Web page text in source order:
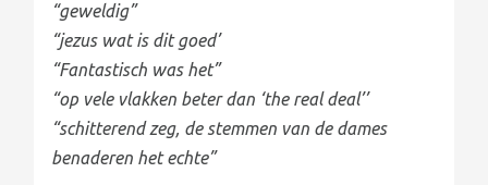
“geweldig”
“jezus wat is dit goed’
“Fantastisch was het”
“op vele vlakken beter dan ‘the real deal’’
“schitterend zeg, de stemmen van de dames
benaderen het echte”